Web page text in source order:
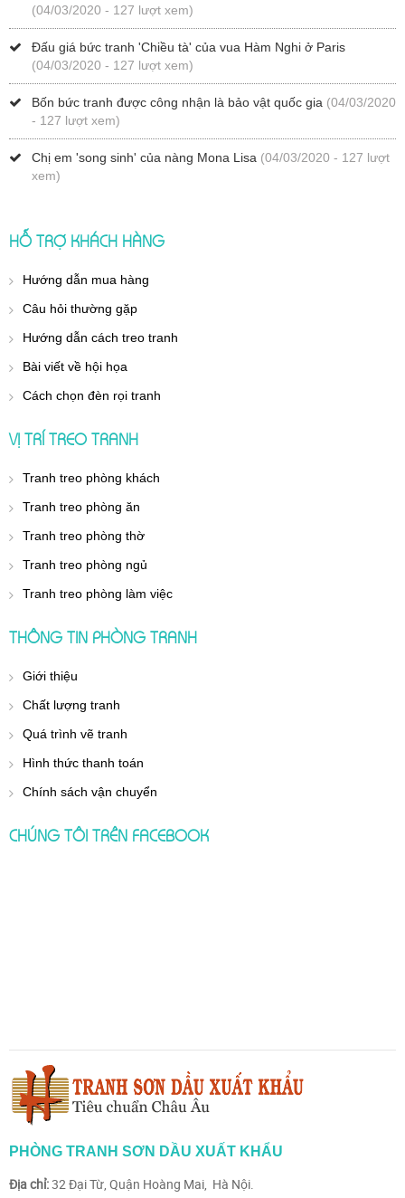
(04/03/2020 - 127 lượt xem)
Đấu giá bức tranh 'Chiều tà' của vua Hàm Nghi ở Paris
(04/03/2020 - 127 lượt xem)
Bốn bức tranh được công nhận là bảo vật quốc gia (04/03/2020
- 127 lượt xem)
Chị em 'song sinh' của nàng Mona Lisa (04/03/2020 - 127 lượt
xem)
HỖ TRỢ KHÁCH HÀNG
Hướng dẫn mua hàng
Câu hỏi thường gặp
Hướng dẫn cách treo tranh
Bài viết về hội họa
Cách chọn đèn rọi tranh
VỊ TRÍ TREO TRANH
Tranh treo phòng khách
Tranh treo phòng ăn
Tranh treo phòng thờ
Tranh treo phòng ngủ
Tranh treo phòng làm việc
THÔNG TIN PHÒNG TRANH
Giới thiệu
Chất lượng tranh
Quá trình vẽ tranh
Hình thức thanh toán
Chính sách vận chuyển
CHÚNG TÔI TRÊN FACEBOOK
PHÒNG TRANH SƠN DẦU XUẤT KHẨU
Địa chỉ:32 Đại Từ, Quận Hoàng Mai, Hà Nội.